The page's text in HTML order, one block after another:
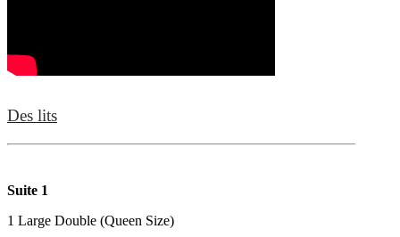
Des lits
Suite 1
1 Large Double (Queen Size)